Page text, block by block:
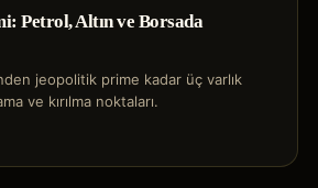
Petrol, Altın ve Borsada
jeopolitik prime kadar üç varlık
ve kırılma noktaları.